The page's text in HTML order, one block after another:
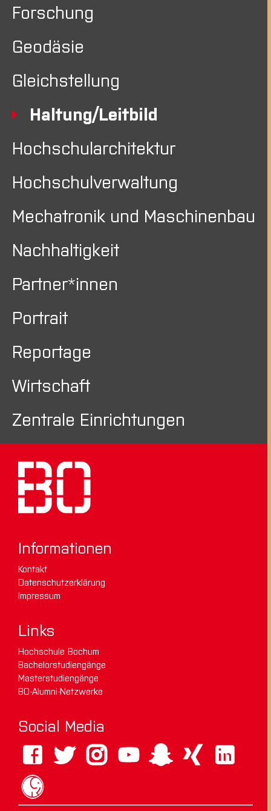
Forschung
Geodäsie
Gleichstellung
Haltung/Leitbild
Hochschularchitektur
Hochschulverwaltung
Mechatronik und Maschinenbau
Nachhaltigkeit
Partner*innen
Portrait
Reportage
Wirtschaft
Zentrale Einrichtungen
Informationen
Kontakt
Datenschutzerklärung
Impressum
Links
Hochschule Bochum
Bachelorstudiengänge
Masterstudiengänge
BO-Alumni-Netzwerke
Social Media